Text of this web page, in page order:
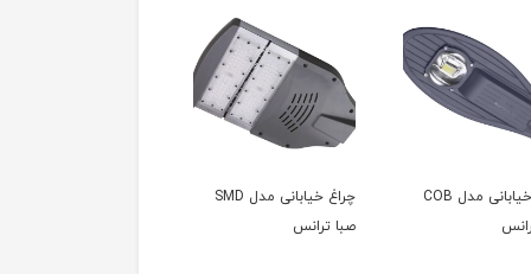
چراغ خیابانی مدل COB
چراغ خیابانی مدل SMD
صبا ترانس